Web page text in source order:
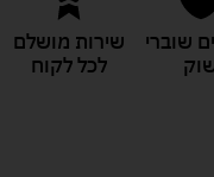
שוברי
שירות מושלם
לכל לקוח